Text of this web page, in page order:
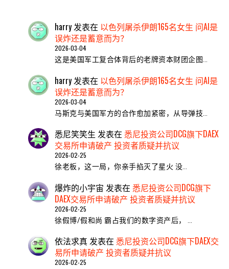
harry发表在 以色列屠杀伊朗165名女生 问AI是
误炸还是蓄意而为？
2026-03-04
这是美国军工复合体背后的老牌资本财团企图…
harry 发表在 以色列屠杀伊朗165名女生 问AI是
误炸还是蓄意而为？
2026-03-04
马斯克与美国军方的合作愈加紧密，从导弹技…
悉尼笑笑生 发表在 悉尼投资公司DCG旗下DAEX
交易所申请破产 投资者质疑并抗议
2026-02-25
​徐老板，这一局，你亲手掐灭了星火 ​没…
爆炸的小宇宙 发表在 悉尼投资公司DCG旗下
DAEX交易所申请破产 投资者质疑并抗议
2026-02-25
徐假博/假和尚 霸占我们的数字资产后， …
依法求真发表在 悉尼投资公司DCG旗下DAEX交
易所申请破产 投资者质疑并抗议
2026-02-25